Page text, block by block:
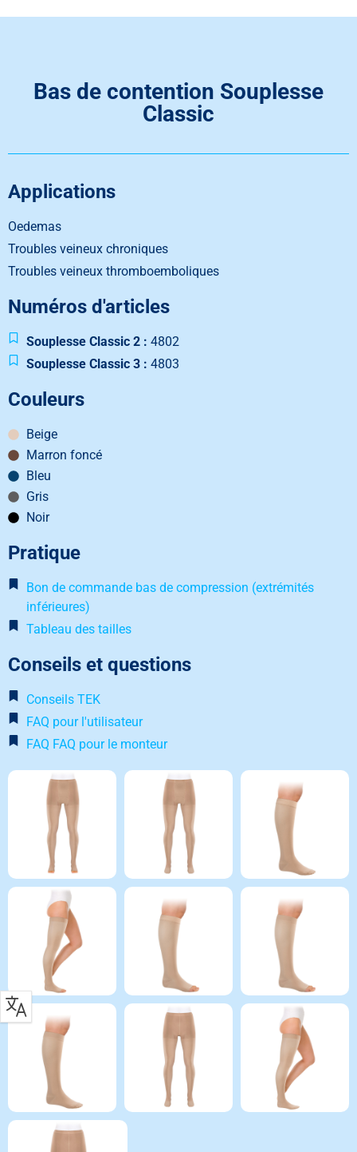
Bas de contention Souplesse
Classic
Applications
Oedemas
Troubles veineux chroniques
Troubles veineux thromboemboliques
Numéros d'articles
Souplesse Classic 2 : 4802
Souplesse Classic 3 : 4803
Couleurs
Beige
Marron foncé
Bleu
Gris
Noir
Pratique
Bon de commande bas de compression (extrémités
inférieures)
Tableau des tailles
Conseils et questions
Conseils TEK
FAQ pour l'utilisateur
FAQ FAQ pour le monteur